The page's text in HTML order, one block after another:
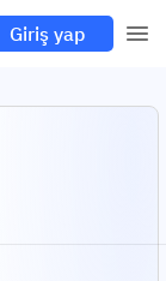
Giriş yap